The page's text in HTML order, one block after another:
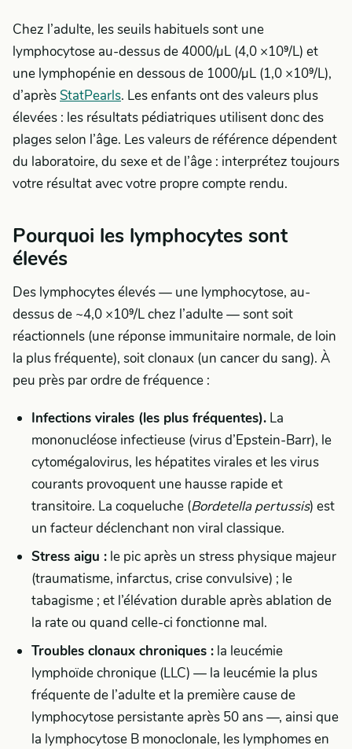
Chez l’adulte, les seuils habituels sont une
lymphocytose au-dessus de 4000/µL (4,0 ×10⁹/L) et
une lymphopénie en dessous de 1000/µL (1,0 ×10⁹/L),
d’aprèsStatPearls. Les enfants ont des valeurs plus
élevées : les résultats pédiatriques utilisent donc des
plages selon l’âge. Les valeurs de référence dépendent
du laboratoire, du sexe et de l’âge : interprétez toujours
votre résultat avec votre propre compte rendu.
Pourquoi les lymphocytes sont
élevés
Des lymphocytes élevés — une lymphocytose, au-
dessus de ~4,0 ×10⁹/L chez l’adulte — sont soit
réactionnels (une réponse immunitaire normale, de loin
la plus fréquente), soit clonaux (un cancer du sang). À
peu près par ordre de fréquence :
Infections virales (les plus fréquentes). La
mononucléose infectieuse (virus d’Epstein-Barr), le
cytomégalovirus, les hépatites virales et les virus
courants provoquent une hausse rapide et
transitoire. La coqueluche (Bordetella pertussis) est
un facteur déclenchant non viral classique.
Stress aigu : le pic après un stress physique majeur
(traumatisme, infarctus, crise convulsive) ; le
tabagisme ; et l’élévation durable après ablation de
la rate ou quand celle-ci fonctionne mal.
Troubles clonaux chroniques : la leucémie
lymphoïde chronique (LLC) — la leucémie la plus
fréquente de l’adulte et la première cause de
lymphocytose persistante après 50 ans —, ainsi que
la lymphocytose B monoclonale, les lymphomes en